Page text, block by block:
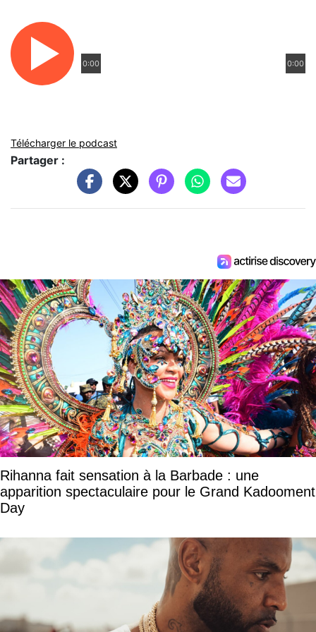
0:00 0:00
Télécharger le podcast
Partager :
Rihanna fait sensation à la Barbade : une
apparition spectaculaire pour le Grand Kadooment
Day